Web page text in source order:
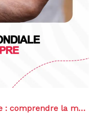
Journée mondiale de la lèpre : comprendre la maladie et renforcer la lutte en République Démocratique du Congo